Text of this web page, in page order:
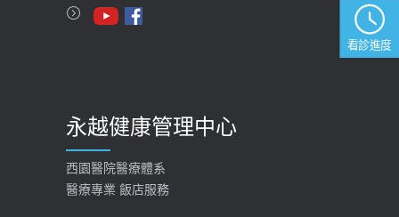
2023-09-27
永越健康管理中心
西園醫院醫療體系
醫療專業 飯店服務
看診進度